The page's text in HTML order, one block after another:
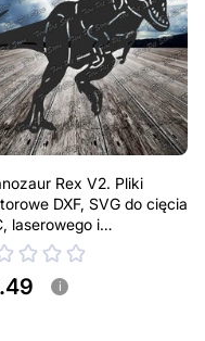
Rex V2. Pliki
DXF, SVG do cięcia
laserowego i
i